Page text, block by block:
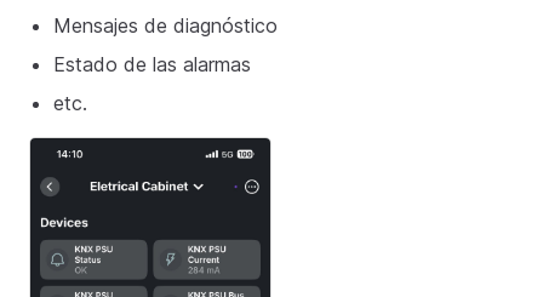
Mensajes de diagnóstico
Estado de las alarmas
etc.